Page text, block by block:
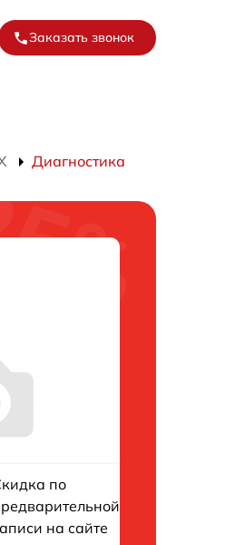
Заказать звонок
Диагностика
по
на сайте